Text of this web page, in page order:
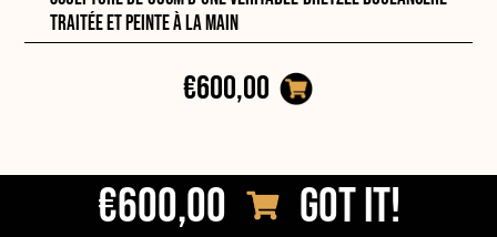
traitée et peinte à la main
€600,00
€600,00 Got it!